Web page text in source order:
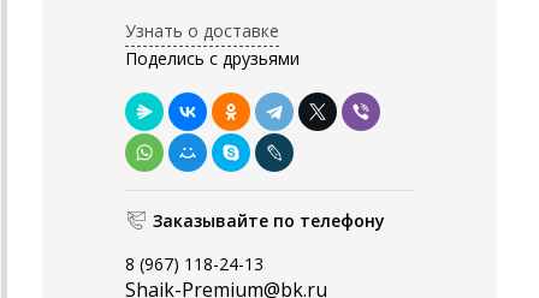
Узнать о доставке
Поделись с друзьями
Заказывайте по телефону
8 (967) 118-24-13
Shaik-Premium@bk.ru